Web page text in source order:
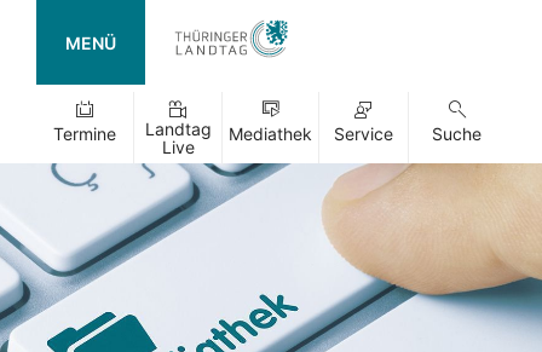
MENÜ
Termine
Landtag
Live
Mediathek Service Suche